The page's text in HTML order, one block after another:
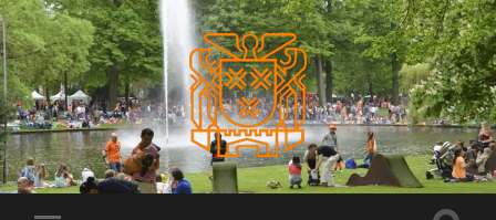
Koningsdag
Breda